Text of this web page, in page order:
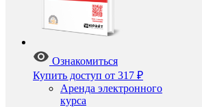
Ознакомиться
Купить доступ от 317 ₽
Аренда электронного
курса